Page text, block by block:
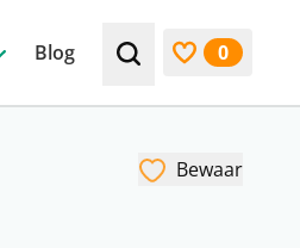
Blog Zoek bijv. een
0
Bewaar